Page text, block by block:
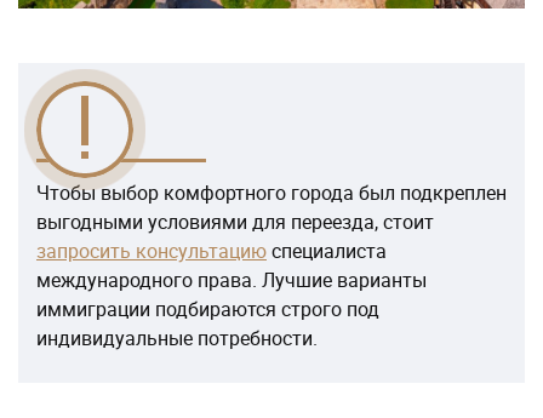
Чтобы выбор комфортного города был подкреплен
выгодными условиями для переезда, стоит
запросить консультациюспециалиста
международного права. Лучшие варианты
иммиграции подбираются строго под
индивидуальные потребности.